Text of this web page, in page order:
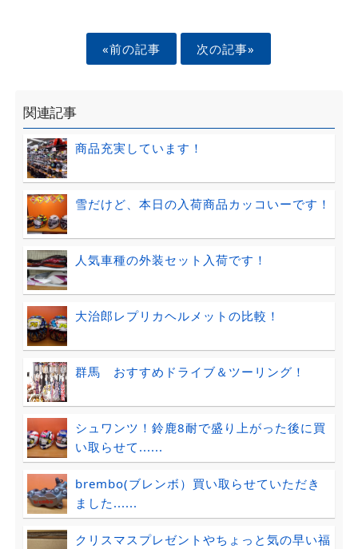
«前の記事 次の記事»
関連記事
商品充実しています！
雪だけど、本日の入荷商品カッコいーです！
人気車種の外装セット入荷です！
大治郎レプリカヘルメットの比較！
群馬 おすすめドライブ＆ツーリング！
シュワンツ！鈴鹿8耐で盛り上がった後に買
い取らせて......
brembo(ブレンボ）買い取らせていただき
ました......
クリスマスプレゼントやちょっと気の早い福